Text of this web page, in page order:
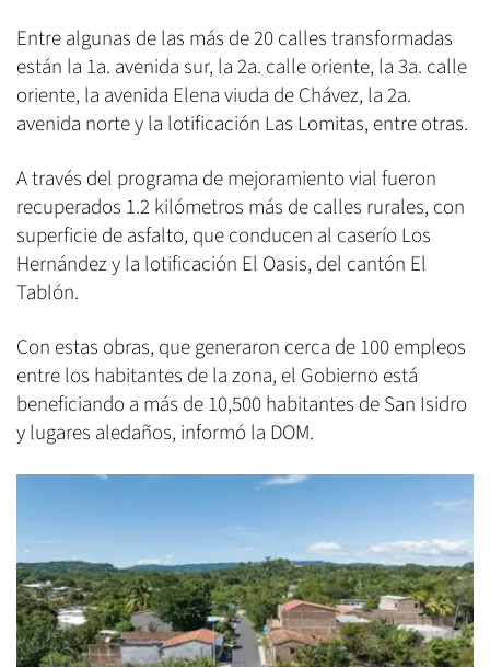
Entre algunas de las más de 20 calles transformadas
están la 1a. avenida sur, la 2a. calle oriente, la 3a. calle
oriente, la avenida Elena viuda de Chávez, la 2a.
avenida norte y la lotificación Las Lomitas, entre otras.
A través del programa de mejoramiento vial fueron
recuperados 1.2 kilómetros más de calles rurales, con
superficie de asfalto, que conducen al caserío Los
Hernández y la lotificación El Oasis, del cantón El
Tablón.
Con estas obras, que generaron cerca de 100 empleos
entre los habitantes de la zona, el Gobierno está
beneficiando a más de 10,500 habitantes de San Isidro
y lugares aledaños, informó la DOM.